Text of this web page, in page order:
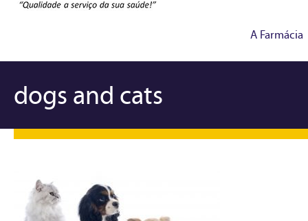
A Farmácia
dogs and cats